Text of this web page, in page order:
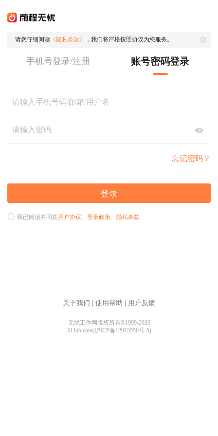
请您仔细阅读 《隐私条款》 ，我们将严格按照协议为您服务。
手机号登录/注册 账号密码登录
忘记密码？
登录
我已阅读并同意用户协议、 登录政策、 隐私条款
关于我们 使用帮助 用户反馈
无忧工作网版权所有©1999-2026
51Job.com(沪ICP备12015550号-5)